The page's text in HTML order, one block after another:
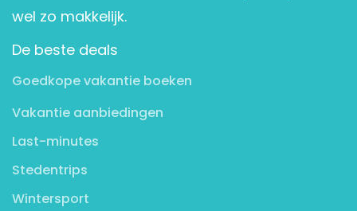
wel zo makkelijk.
De beste deals
Goedkope vakantie boeken
Vakantie aanbiedingen
Last-minutes
Stedentrips
Wintersport